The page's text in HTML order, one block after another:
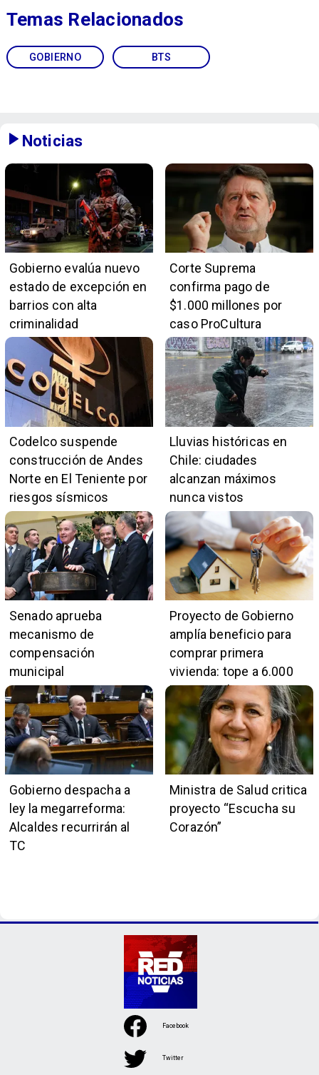
GOBIERNO BTS
Temas Relacionados
Noticias
Gobierno evalúa nuevo
estado de excepción en
barrios con alta
criminalidad
Corte Suprema
confirma pago de
$1.000 millones por
caso ProCultura
Codelco suspende
construcción de Andes
Norte en El Teniente por
riesgos sísmicos
Lluvias históricas en
Chile: ciudades
alcanzan máximos
nunca vistos
Senado aprueba
mecanismo de
compensación
municipal
Proyecto de Gobierno
amplía beneficio para
comprar primera
vivienda: tope a 6.000
UF y 30 mil cupos
Gobierno despacha a
ley la megarreforma:
Alcaldes recurrirán al
TC
Ministra de Salud critica
proyecto “Escucha su
Corazón”
Facebook
Twitter